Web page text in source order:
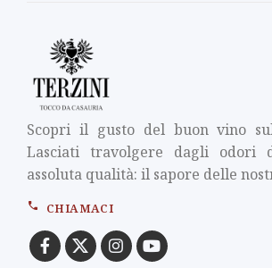
Scopri il gusto del buon vino
Lasciati travolgere dagli
assoluta qualità: il sapore delle
CHIAMACI